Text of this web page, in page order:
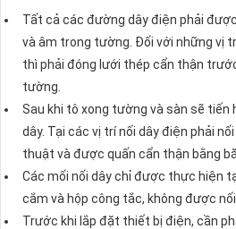
Tất cả các đường dây điện phải
và âm trong tường. Đối với những vị
thì phải đóng lưới thép cẩn thận
tường.
Sau khi tô xong tường và sàn sẽ tiến
dây. Tại các vị trí nối dây điện phải
thuật và được quấn cẩn thận bằng
Các mối nối dây chỉ được thực hiện
cắm và hộp công tắc, không được
Trước khi lắp đặt thiết bị điện, cần